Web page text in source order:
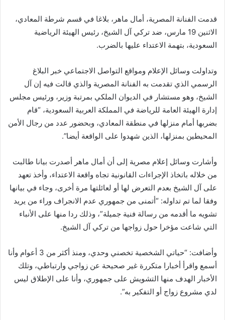
قدمت الفنانة المصرية، أمال ماهر، بلاغا في قسم شرطة المعادي،
الاثنين 19 مارس، ضد تركي آل الشيخ، رئيس الهيئة الرياضية
السعودية، بتهمة الاعتداء عليها بالضرب.
وتداولت وسائل الإعلام ومواقع التواصل الاجتماعي خبر البلاغ
الرسمي الذي تقدمت به الفنانة المصرية والذي قالت فيه إن آل
الشيخ، وهو مستشار في الديوان الملكي بمرتبة وزير، ورئيس مجلس
إدارة الهيئة العامة للرياضة في المملكة العربية السعودية، “قام
بضربها أمام منزلها في منطقة المعادي، وبحضور عدد من رجال الأمن
المحيطين بمنزلها، الذين شهدوا على الواقعة أيضا”.
وأشارت وسائل إعلام مصرية إلى أن أمال ماهر أصدرت بيانا طالبت
من خلاله باتخاذ الإجراءات القانونية تجاه واقعة الاعتداء، وأخذ تعهد
على آل الشيخ بعدم التعرض لها أو لعائلتها مرة أخرى، وجاء في بيانها
وفقا لما تم تداوله: “أتمنى من جمهوري عدم الانجراف وراء من يريد
تشويه ما أقدمه من رسالة فنية جميلة”، وذلك ردا منها على الأنباء
التي شاعت مؤخرا حول زواجها من تركي آل الشيخ.
وأضافت: “حياتي الشخصية تخصني وحدي، ومنذ أكثر من 3 أعوام وأنا
أسمع واقرأ أخبارا متكررة غير صحيحة عن زواجي وارتباطي، وتلك
الأخبار الهدف منها التشويش على جمهوري، وأنا على الإطلاق ليس
لدي مشروع زواج أو التفكير به”.